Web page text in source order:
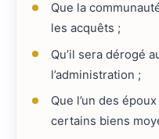
Que la
les acquêts ;
Qu’il sera dérogé
l’administration ;
Que l’un des
certains biens